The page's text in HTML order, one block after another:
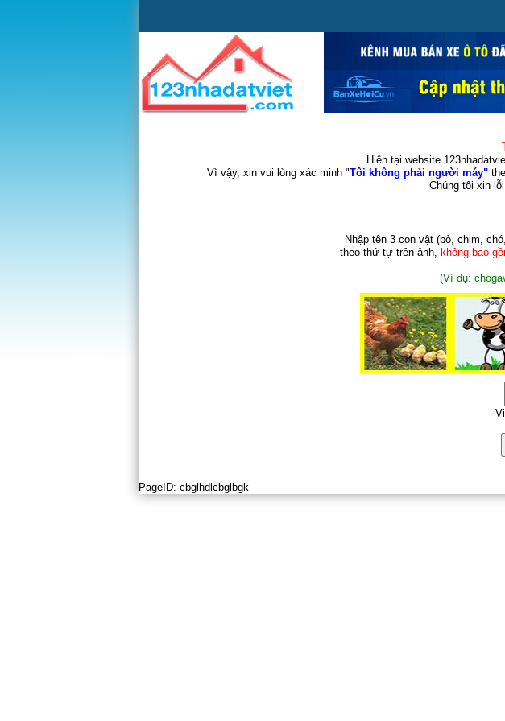
Hiện tại website
Vì vậy, xin vui lòng xác minh "Tôi không phải người máy"
Chúng tôi xin
Nhập tên 3 con vật (bò, chim,
theo thứ tự trên ảnh, không bao
(Ví dụ:
PageID: cbglhdlcbglbgk